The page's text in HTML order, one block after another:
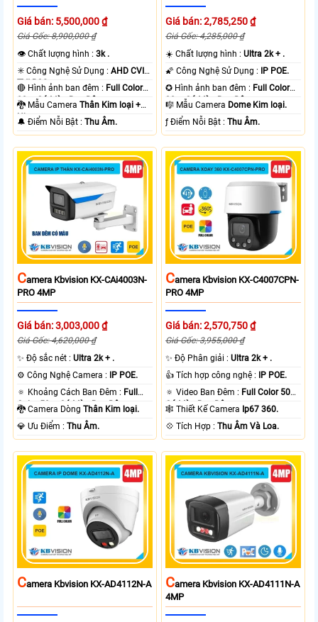
Giá bán: 5,500,000 ₫
Giá Gốc: 8,900,000 ₫
👁 Chất lượng hình :3k .
✳️ Công Nghệ Sử Dụng :AHD CVI
TVI BCS.
🔴 Hình ảnh ban đêm : Full Color
80m Có Màu Ban Ðêm.
🐉️ Mẫu CameraThân Kim loại +
Nhựa.
️🔔 Điểm Nỗi Bật :Thu Âm.
Giá bán: 2,785,250 ₫
Giá Gốc: 4,285,000 ₫
☀️ Chất lượng hình :Ultra 2k + .
🌠 Công Nghệ Sử Dụng :
IP POE.
✪ Hình ảnh ban đêm : Full Color
30m Có Màu Ban Ðêm.
🎼️ Mẫu Camera Dome Kim loại.
️ƒ Điểm Nỗi Bật :Thu Âm.
CAmera Kbvision KX-CAi4003N-
PRO 4MP
Giá bán: 3,003,000 ₫
Giá Gốc: 4,620,000 ₫
✨ Độ sắc nét :Ultra 2k + .
⚙ Công Nghệ Camera :
IP POE.
🔅 Khoảng Cách Ban Đêm : Full
Color 50m Có Màu Ban Ðêm.
🐉️ Camera DòngThân Kim loại.
️💎 Ưu Điểm :Thu Âm.
CAmera Kbvision KX-C4007CPN-
PRO 4MP
Giá bán: 2,570,750 ₫
Giá Gốc: 3,955,000 ₫
✨ Độ Phân giải :Ultra 2k + .
👍 Tích hợp công nghệ :
IP POE.
🔅 Video Ban Đêm : Full Color 50m
Có Màu Ban Ðêm.
🕸️ Thiết Kế Camera Ip67 360.
️💠 Tích Hợp :Thu Âm Và Loa.
CAmera Kbvision KX-AD4112N-A CAmera Kbvision KX-AD4111N-A
4MP